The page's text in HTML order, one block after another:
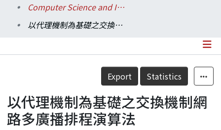
Research Outputs
Statistics
Computer Science and Information Engineering / 資訊工程學系
以代理機制為基礎之交換機制網路多廣播排程演算法
Details
Export Statistics
以代理機制為基礎之交換機制網
路多廣播排程演算法